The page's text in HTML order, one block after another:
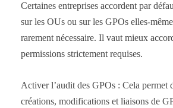
Certaines entreprises accordent par
sur les OUs ou sur les GPOs elles-
rarement nécessaire. Il vaut mieux
permissions strictement requises.
Activer l’audit des GPOs : Cela permet
créations, modifications et liaisons de